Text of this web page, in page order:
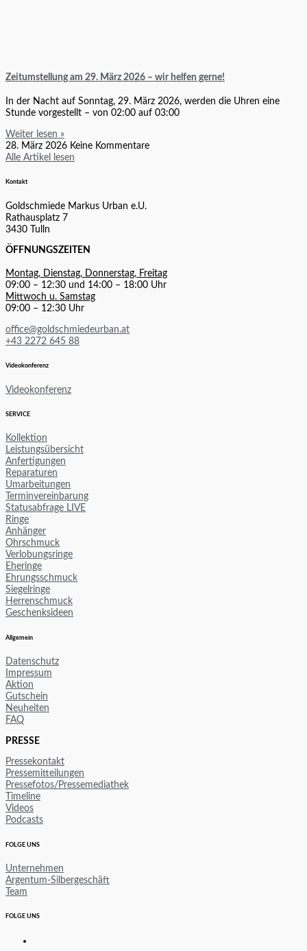
Zeitumstellung am 29. März 2026 – wir helfen gerne!
In der Nacht auf Sonntag, 29. März 2026, werden die Uhren eine
Stunde vorgestellt – von 02:00 auf 03:00
Weiter lesen »
28. März 2026 Keine Kommentare
Alle Artikel lesen
Kontakt
Goldschmiede Markus Urban e.U.
Rathausplatz 7
3430 Tulln
ÖFFNUNGSZEITEN
Montag, Dienstag, Donnerstag, Freitag
09:00 – 12:30 und 14:00 – 18:00 Uhr
Mittwoch u. Samstag
09:00 – 12:30 Uhr
office@goldschmiedeurban.at
+43 2272 645 88
Videokonferenz
Videokonferenz
SERVICE
Kollektion
Leistungsübersicht
Anfertigungen
Reparaturen
Umarbeitungen
Terminvereinbarung
Statusabfrage LIVE
Ringe
Anhänger
Ohrschmuck
Verlobungsringe
Eheringe
Ehrungsschmuck
Siegelringe
Herrenschmuck
Geschenksideen
Allgemein
Datenschutz
Impressum
Aktion
Gutschein
Neuheiten
FAQ
PRESSE
Pressekontakt
Pressemitteilungen
Pressefotos/Pressemediathek
Timeline
Videos
Podcasts
FOLGE UNS
Unternehmen
Argentum-Silbergeschäft
Team
FOLGE UNS